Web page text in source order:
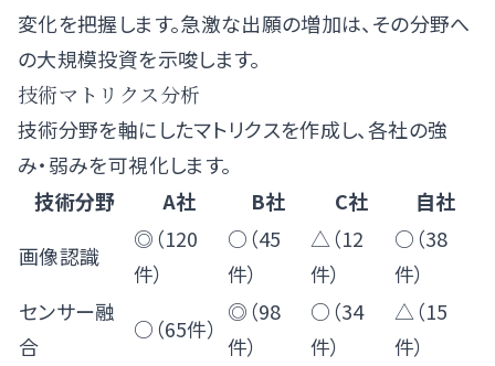
変化を把握します。急激な出願の増加は、その分野へ
の大規模投資を示唆します。
技術マトリクス分析
技術分野を軸にしたマトリクスを作成し、各社の強
み・弱みを可視化します。
技術分野
A社 B社 C社
自社
画像認識
◎（120
件）
○（45
件）
△（12
件）
○（38
件）
センサー融
合
○（65件）
◎（98
件）
○（34
件）
△（15
件）